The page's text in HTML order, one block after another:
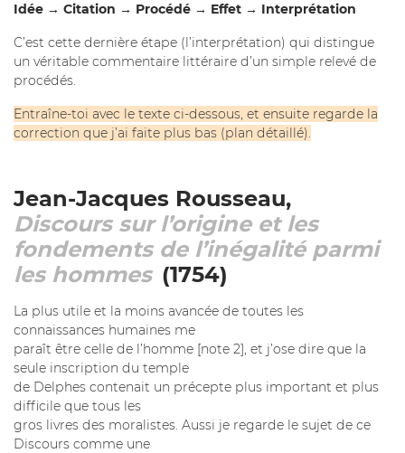
Idée → Citation → Procédé → Effet → Interprétation
C’est cette dernière étape (l’interprétation) qui distingue
un véritable commentaire littéraire d’un simple relevé de
procédés.
Entraîne-toi avec le texte ci-dessous, et ensuite regarde la
correction que j’ai faite plus bas (plan détaillé).
Jean-Jacques Rousseau,
Discours sur l’origine et les
fondements de l’inégalité parmi
les hommes (1754)
La plus utile et la moins avancée de toutes les
connaissances humaines me
paraît être celle de l’homme [note 2], et j’ose dire que la
seule inscription du temple
de Delphes contenait un précepte plus important et plus
difficile que tous les
gros livres des moralistes. Aussi je regarde le sujet de ce
Discours comme une